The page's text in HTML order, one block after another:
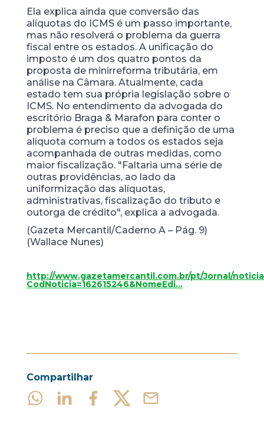
Ela explica ainda que conversão das
alíquotas do ICMS é um passo importante,
mas não resolverá o problema da guerra
fiscal entre os estados. A unificação do
imposto é um dos quatro pontos da
proposta de minirreforma tributária, em
análise na Câmara. Atualmente, cada
estado tem sua própria legislação sobre o
ICMS. No entendimento da advogada do
escritório Braga & Marafon para conter o
problema é preciso que a definição de uma
alíquota comum a todos os estados seja
acompanhada de outras medidas, como
maior fiscalização. "Faltaria uma série de
outras providências, ao lado da
uniformização das alíquotas,
administrativas, fiscalização do tributo e
outorga de crédito", explica a advogada.
(Gazeta Mercantil/Caderno A – Pág. 9)
(Wallace Nunes)
http://www.gazetamercantil.com.br/pt/Jornal/
CodNoticia=162615246&NomeEdi…
Compartilhar